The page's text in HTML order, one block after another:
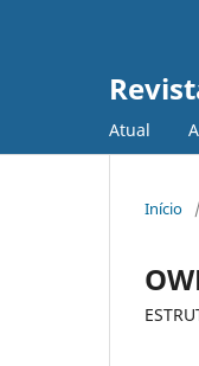
Atual
Início /